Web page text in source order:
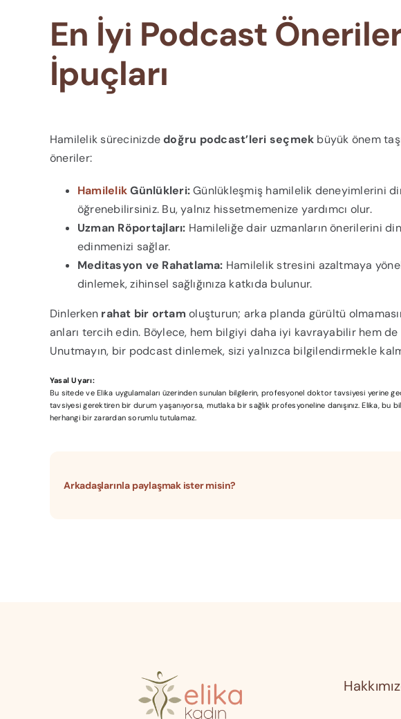
En İyi Podcast
İpuçları
Hamilelik sürecinizdedoğru podcast’leri seçmek büyük önem
öneriler:
HamilelikGünlükleri:Günlükleşmiş hamilelik deneyimlerini
öğrenebilirsiniz. Bu, yalnız hissetmemenize yardımcı olur.
Uzman Röportajları: Hamileliğe dair uzmanların önerilerini
edinmenizi sağlar.
Meditasyon ve Rahatlama: Hamilelik stresini azaltmaya
dinlemek, zihinsel sağlığınıza katkıda bulunur.
Dinlerken rahat bir ortam oluşturun; arka planda gürültü
anları tercih edin. Böylece, hem bilgiyi daha iyi kavrayabilir hem
Unutmayın, bir podcast dinlemek, sizi yalnızca bilgilendirmekle
Yasal Uyarı:
Bu sitede ve Elika uygulamaları üzerinden sunulan bilgilerin, profesyonel doktor tavsiyesi yerine
tavsiyesi gerektiren bir durum yaşanıyorsa, mutlaka bir sağlık profesyoneline danışınız. Elika, bu
herhangi bir zarardan sorumlu tutulamaz.
Arkadaşlarınla paylaşmak ister misin?